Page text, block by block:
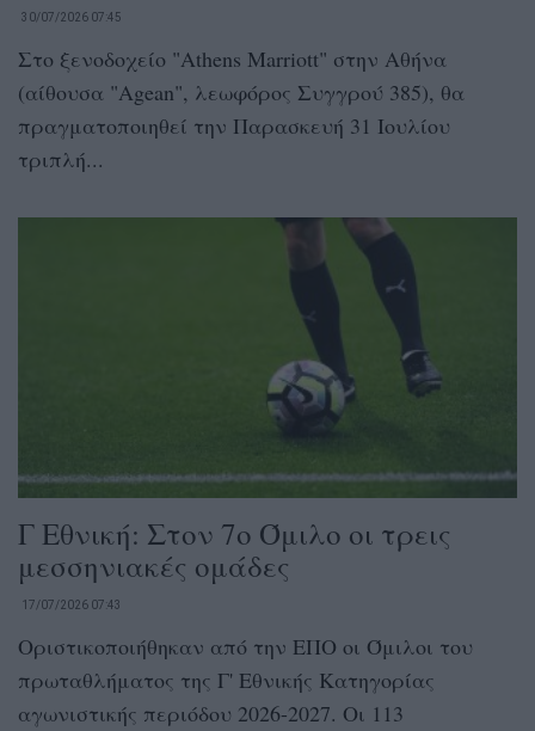
30/07/2026 07:45
Στο ξενοδοχείο "Athens Marriott" στην Αθήνα
(αίθουσα "Agean", λεωφόρος Συγγρού 385), θα
πραγματοποιηθεί την Παρασκευή 31 Ιουλίου
τριπλή...
Γ Εθνική: Στον 7ο Όμιλο οι τρεις
μεσσηνιακές ομάδες
17/07/2026 07:43
Οριστικοποιήθηκαν από την ΕΠΟ οι Όμιλοι του
πρωταθλήματος της Γ' Εθνικής Κατηγορίας
αγωνιστικής περιόδου 2026-2027. Οι 113